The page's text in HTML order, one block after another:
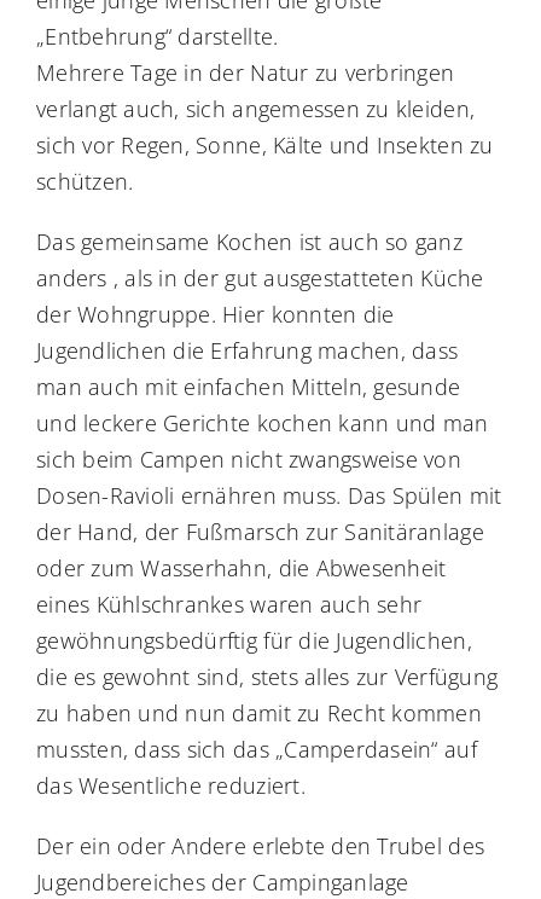
„Entbehrung“ darstellte.
Mehrere Tage in der Natur zu verbringen
verlangt auch, sich angemessen zu kleiden,
sich vor Regen, Sonne, Kälte und Insekten zu
schützen.
Das gemeinsame Kochen ist auch so ganz
anders , als in der gut ausgestatteten Küche
der Wohngruppe. Hier konnten die
Jugendlichen die Erfahrung machen, dass
man auch mit einfachen Mitteln, gesunde
und leckere Gerichte kochen kann und man
sich beim Campen nicht zwangsweise von
Dosen-Ravioli ernähren muss. Das Spülen mit
der Hand, der Fußmarsch zur Sanitäranlage
oder zum Wasserhahn, die Abwesenheit
eines Kühlschrankes waren auch sehr
gewöhnungsbedürftig für die Jugendlichen,
die es gewohnt sind, stets alles zur Verfügung
zu haben und nun damit zu Recht kommen
mussten, dass sich das „Camperdasein“ auf
das Wesentliche reduziert.
Der ein oder Andere erlebte den Trubel des
Jugendbereiches der Campinganlage